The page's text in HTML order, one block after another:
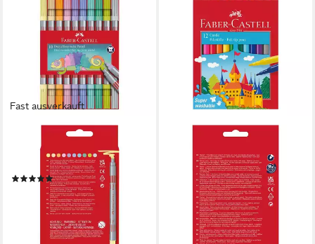
Fast ausverkauft
FABER-CASTELL
Filzstift Pastell, (10-tlg),
Doppelfasermaler
(2)
lieferbar in 3 Wochen